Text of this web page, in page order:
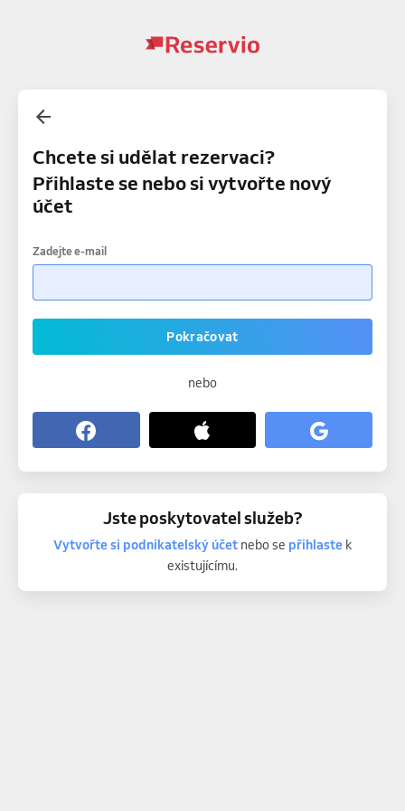
Chcete si udělat rezervaci?
Přihlaste se nebo si vytvořte nový
účet
Zadejte e-mail
Pokračovat
nebo
Jste poskytovatel služeb?
Vytvořte si podnikatelský účetnebo se přihlastek
existujícímu.